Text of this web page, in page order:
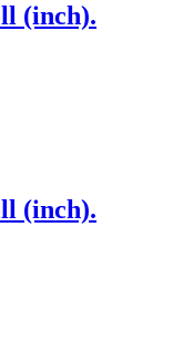
(inch).
(inch).